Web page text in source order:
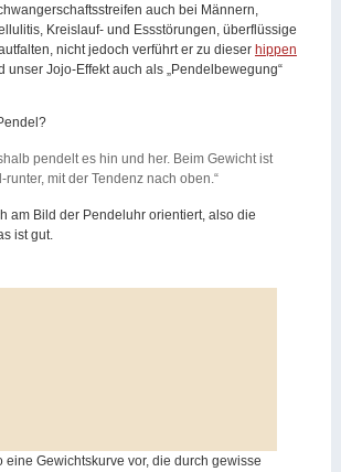
auch bei Männern,
Kreislauf- und Essstörungen, überflüssige
nicht jedoch verführt er zu dieser hippen
unser Jojo-Effekt auch als „Pendelbewegung“
pendelt es hin und her. Beim Gewicht ist
mit der Tendenz nach oben.“
am Bild der Pendeluhr orientiert, also die
ist gut.
Gewichtskurve vor, die durch gewisse